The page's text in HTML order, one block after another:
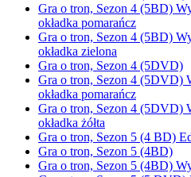
Gra o tron, Sezon 4 (5BD)
okładka pomarańcz
Gra o tron, Sezon 4 (5BD)
okładka zielona
Gra o tron, Sezon 4 (5DVD)
Gra o tron, Sezon 4 (5DVD)
okładka pomarańcz
Gra o tron, Sezon 4 (5DVD)
okładka żółta
Gra o tron, Sezon 5 (4 BD)
Gra o tron, Sezon 5 (4BD)
Gra o tron, Sezon 5 (4BD)